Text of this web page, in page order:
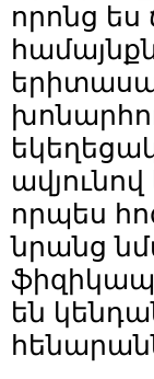
որոնց ես
որպես
նրանց
են